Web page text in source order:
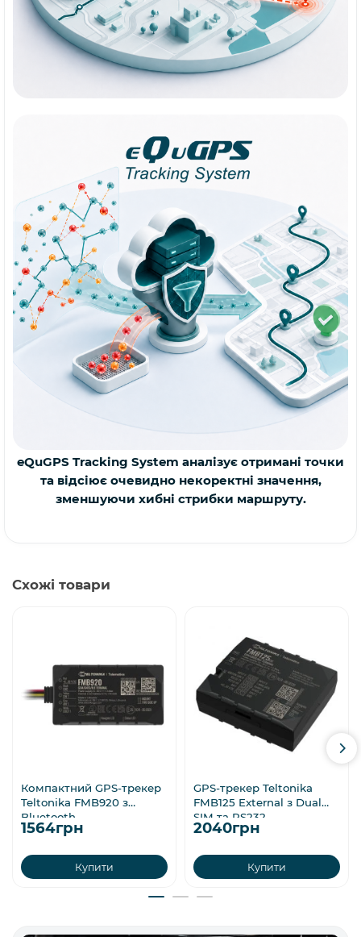
eQuGPS Tracking System аналізує отримані точки
та відсіює очевидно некоректні значення,
зменшуючи хибні стрибки маршруту.
Схожі товари
Компактний GPS-трекер
Teltonika FMB920 з
Bluetooth
1564грн
Купити
GPS-трекер Teltonika
FMB125 External з Dual
SIM та RS232
2040грн
Купити